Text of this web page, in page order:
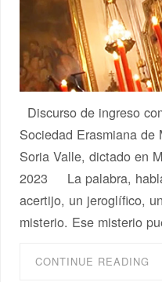
Discurso de ingreso
Sociedad Erasmiana
Soria Valle, dictado en
2023 La palabra,
acertijo, un jeroglífico,
misterio. Ese misterio
CONTINUE READING